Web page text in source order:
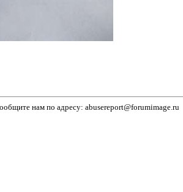
нам по адресу: abusereport@forumimage.ru